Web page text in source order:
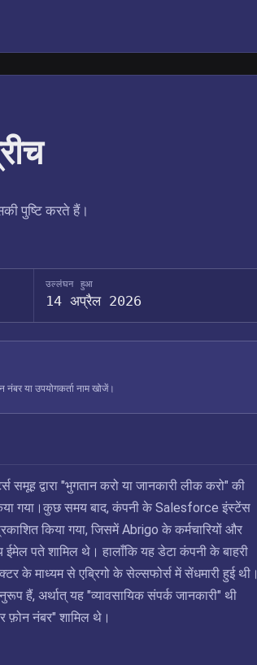
पुष्टि करते हैं।
उल्लंघन हुआ
14 अप्रैल 2026
नंबर या उपयोगकर्ता नाम खोजें।
द्वारा "भुगतान करो या जानकारी लीक करो" की
गया।कुछ समय बाद, कंपनी के Salesforce इंस्टेंस
किया गया, जिसमें Abrigo के कर्मचारियों और
ईमेल पते शामिल थे। हालाँकि यह डेटा कंपनी के बाहरी
के माध्यम से एब्रिगो के सेल्सफोर्स में सेंधमारी हुई थी।
हैं, अर्थात् यह "व्यावसायिक संपर्क जानकारी" थी
फ़ोन नंबर" शामिल थे।